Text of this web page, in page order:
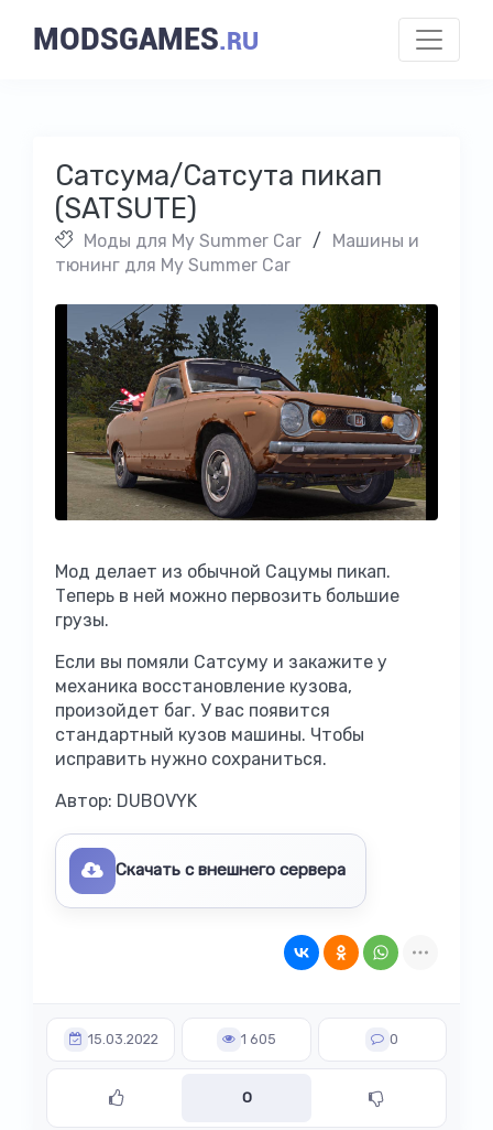
MODSGAMES.RU
Сатсума/Сатсута пикап
(SATSUTE)
Моды для My Summer Car /
Машины и
тюнинг для My Summer Car
Мод делает из обычной Сацумы пикап.
Теперь в ней можно первозить большие
грузы.
Если вы помяли Сатсуму и закажите у
механика восстановление кузова,
произойдет баг. У вас появится
стандартный кузов машины. Чтобы
исправить нужно сохраниться.
Автор: DUBOVYK
Скачать с внешнего сервера
15.03.2022 1 605 0
0